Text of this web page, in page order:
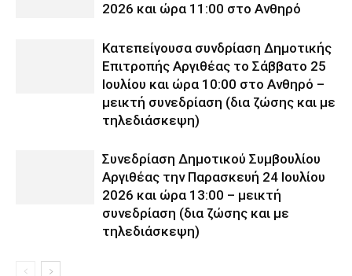
2026 και ώρα 11:00 στο Ανθηρό
Κατεπείγουσα συνδρίαση Δημοτικής
Επιτροπής Αργιθέας το Σάββατο 25
Ιουλίου και ώρα 10:00 στο Ανθηρό –
μεικτή συνεδρίαση (δια ζώσης και με
τηλεδιάσκεψη)
Συνεδρίαση Δημοτικού Συμβουλίου
Αργιθέας την Παρασκευή 24 Ιουλίου
2026 και ώρα 13:00 – μεικτή
συνεδρίαση (δια ζώσης και με
τηλεδιάσκεψη)